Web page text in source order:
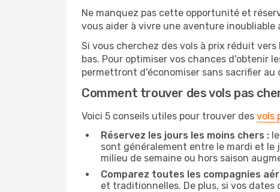
Ne manquez pas cette opportunité et
vous aider à vivre une aventure inoubliable
Si vous cherchez des vols à prix réduit
bas. Pour optimiser vos chances d'obtenir
permettront d'économiser sans sacrifier au
Comment trouver des vols pas
Voici 5 conseils utiles pour trouver des vols
Réservez les jours les moins chers :
sont généralement entre le mardi et le
milieu de semaine ou hors saison
Comparez toutes les compagnies
et traditionnelles. De plus, si vos dates